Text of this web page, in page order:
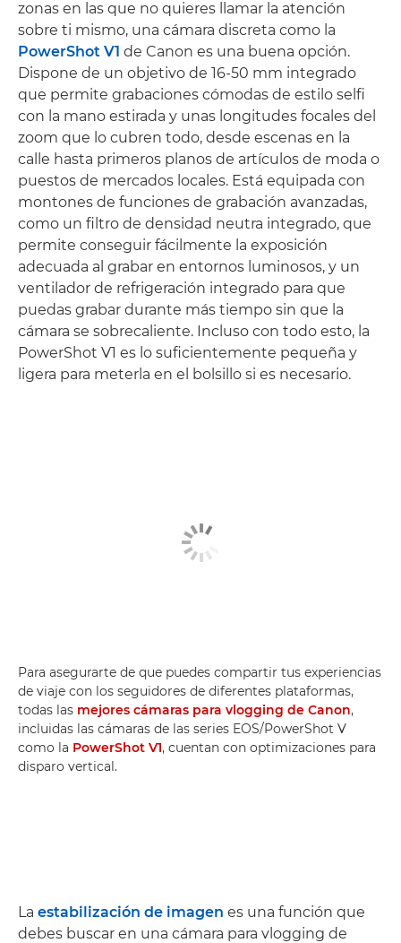
zonas en las que no quieres llamar la atención
sobre ti mismo, una cámara discreta como la
PowerShot V1 de Canon es una buena opción.
Dispone de un objetivo de 16-50 mm integrado
que permite grabaciones cómodas de estilo selfi
con la mano estirada y unas longitudes focales del
zoom que lo cubren todo, desde escenas en la
calle hasta primeros planos de artículos de moda o
puestos de mercados locales. Está equipada con
montones de funciones de grabación avanzadas,
como un filtro de densidad neutra integrado, que
permite conseguir fácilmente la exposición
adecuada al grabar en entornos luminosos, y un
ventilador de refrigeración integrado para que
puedas grabar durante más tiempo sin que la
cámara se sobrecaliente. Incluso con todo esto, la
PowerShot V1 es lo suficientemente pequeña y
ligera para meterla en el bolsillo si es necesario.
Para asegurarte de que puedes compartir tus experiencias
de viaje con los seguidores de diferentes plataformas,
todas las mejores cámaras para vlogging de Canon,
incluidas las cámaras de las series EOS/PowerShot V
como la PowerShot V1, cuentan con optimizaciones para
disparo vertical.
La estabilización de imagen es una función que
debes buscar en una cámara para vlogging de